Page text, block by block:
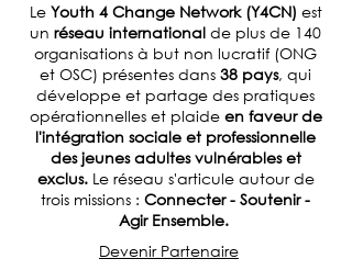
Le Youth 4 Change Network (Y4CN) est
un réseau international de plus de 140
organisations à but non lucratif (ONG
et OSC) présentes dans 38 pays, qui
développe et partage des pratiques
opérationnelles et plaide en faveur de
l'intégration sociale et professionnelle
des jeunes adultes vulnérables et
exclus.Le réseau s'articule autour de
trois missions : Connecter - Soutenir -
Agir Ensemble.
Devenir Partenaire